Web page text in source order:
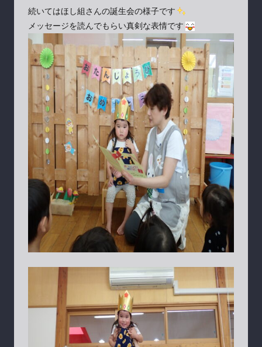
続いてはほし組さんの誕生会の様子です
メッセージを読んでもらい真剣な表情です